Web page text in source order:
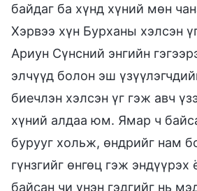
байдаг ба хүнд хүний мөн
Хэрвээ хүн Бурханы хэлсэн
Ариун Сүнсний энгийн
элчүүд болон эш
биечлэн хэлсэн үг гэж авч
хүний алдаа юм. Ямар ч
бурууг хольж, өндрийг нам
гүнзгийг өнгөц гэж эндүүрэх
байсан чи үнэн гэдгийг нь